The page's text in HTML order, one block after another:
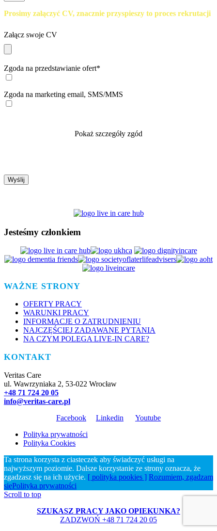
Prosimy załączyć CV, znacznie przyspieszy to proces rekrutacji
Załącz swoje CV
Zgoda na przedstawianie ofert*
Zgoda na marketing email, SMS/MMS
Pokaż szczegóły zgód
Jesteśmy członkiem
WAŻNE STRONY
OFERTY PRACY
WARUNKI PRACY
INFORMACJE O ZATRUDNIENIU
NAJCZĘŚCIEJ ZADAWANE PYTANIA
NA CZYM POLEGA LIVE-IN CARE?
KONTAKT
Veritas Care
ul. Wawrzyniaka 2, 53-022 Wrocław
+48 71 724 20 05
info@veritas-care.pl
Facebook
Linkedin
Youtube
Polityka prywatności
Polityka Cookies
Ta strona korzysta z ciasteczek aby świadczyć usługi na
najwyższym poziomie. Dalsze korzystanie ze strony oznacza, że
zgadzasz się na ich użycie. [ polityka pookies ] Rozumiem, zgadzam
sięPolityka prywatności
Scroll to top
SZUKASZ PRACY JAKO OPIEKUNKA?
ZADZWOŃ +48 71 724 20 05